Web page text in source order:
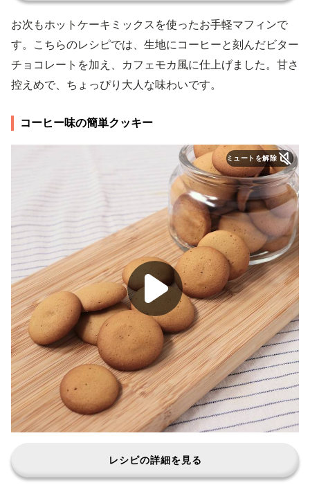
お次もホットケーキミックスを使ったお手軽マフィンで
す。こちらのレシピでは、生地にコーヒーと刻んだビター
チョコレートを加え、カフェモカ風に仕上げました。甘さ
控えめで、ちょっぴり大人な味わいです。
コーヒー味の簡単クッキー
ミュートを解除
レシピの詳細を見る